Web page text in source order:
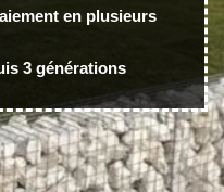
en plusieurs
3 générations